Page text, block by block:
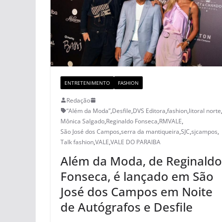
ENTRETENIMENTO FASHION
Redação
“Além da Moda”,Desfile,DVS Editora,fashion,litoral norte,
Mônica Salgado,Reginaldo Fonseca,RMVALE,
São José dos Campos,serra da mantiqueira,SJC,sjcampos,
Talk fashion,VALE,VALE DO PARAIBA
Além da Moda, de Reginaldo
Fonseca, é lançado em São
José dos Campos em Noite
de Autógrafos e Desfile